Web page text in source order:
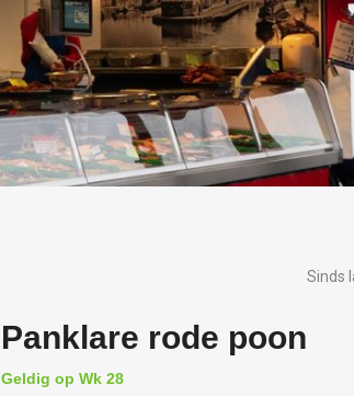
Sinds
Panklare rode poon
Geldig op Wk 28